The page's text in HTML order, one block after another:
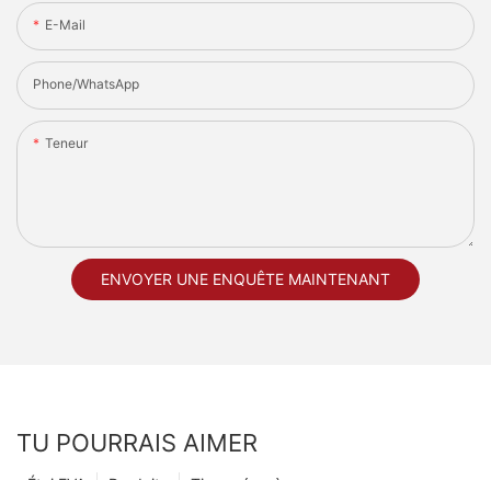
E-Mail
Phone/whatsApp
Teneur
ENVOYER UNE ENQUÊTE MAINTENANT
TU POURRAIS AIMER